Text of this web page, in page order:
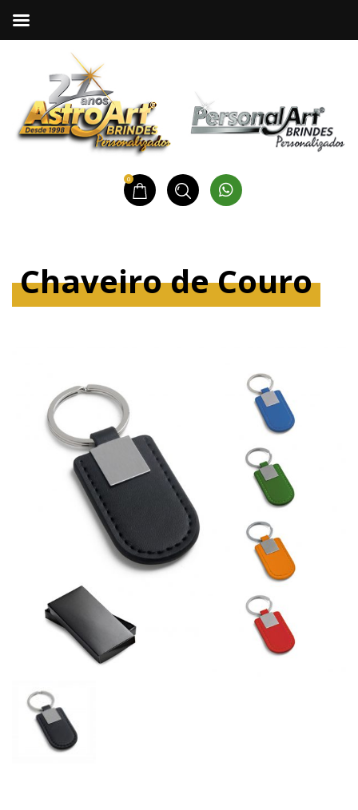
0
Chaveiro de Couro